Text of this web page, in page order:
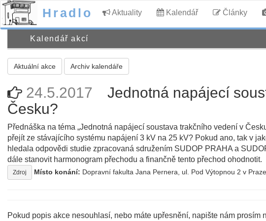
Hradlo Aktuality Kalendář Články
Kalendář akcí
Aktuální akce Archiv kalendáře
24.5.2017
Jednotná napájecí
Česku?
Přednáška na téma „Jednotná napájecí soustava trakčního vedení v
přejít ze stávajícího systému napájení 3 kV na 25 kV? Pokud ano, tak v
hledala odpovědi studie zpracovaná sdružením SUDOP PRAHA a
dále stanovit harmonogram přechodu a finančně tento přechod ohodnotit.
Zdroj Místo konání: Dopravní fakulta Jana Pernera, ul. Pod Výtopnou 2 v Praze
Pokud popis akce nesouhlasí, nebo máte upřesnění, napište nám prosím